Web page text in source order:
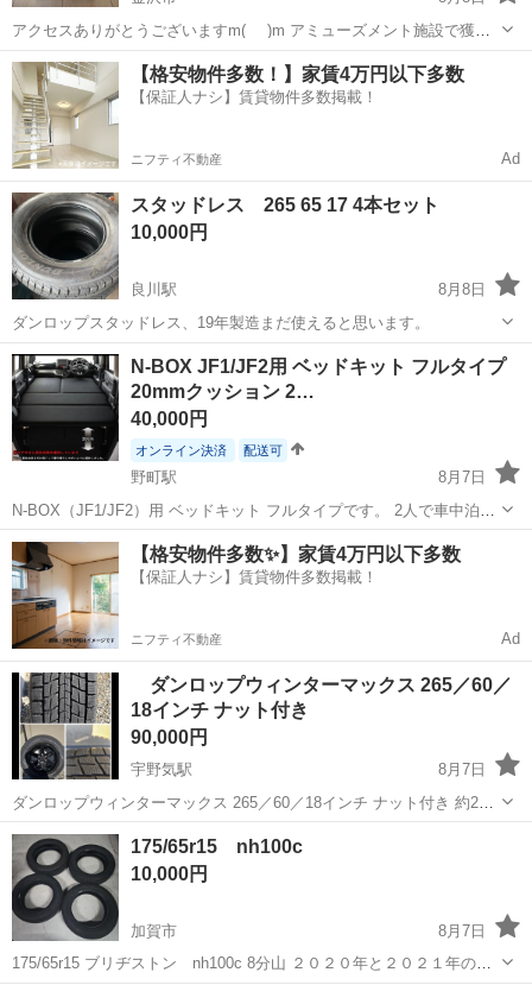
アクセスありがとうございますm(_ _)m アミューズメント施設で獲得
したものです よろしくお願いしますm(_ _)m
石川 金沢市 その他 新品
【格安物件多数！】家賃4万円以下多数
【保証人ナシ】賃貸物件多数掲載！
ニフティ不動産 Ad
スタッドレス 265 65 17 4本セット
10,000円
良川駅
8月8日
ダンロップスタッドレス、19年製造まだ使えると思います。
石川 鹿島郡 タイヤ、ホイール スタッドレス
N-BOX JF1/JF2用 ベッドキット フルタイプ
20mmクッション 2…
40,000円
オンライン決済 配送可
野町駅
8月7日
N-BOX（JF1/JF2）用 ベッドキット フルタイプです。 2人で車中泊可
能なフルフラット仕様。 クッション厚20mmで快適に寝られます。 ■
適合 N-BOX / N-BOXカスタム JF1 / JF2 C / G ...
石川 金沢市 野町駅 内装、インテリア 車中泊
【格安物件多数✨】家賃4万円以下多数
【保証人ナシ】賃貸物件多数掲載！
ニフティ不動産 Ad
ダンロップウィンターマックス 265／60／
18インチ ナット付き
90,000円
宇野気駅
8月7日
ダンロップウィンターマックス 265／60／18インチ ナット付き 約2年
程使用しました。 溝はまだまだあります！
石川 かほく市
175/65r15 nh100c
10,000円
加賀市
8月7日
175/65r15 ブリヂストン nh100c 8分山 ２０２０年と２０２１年の混